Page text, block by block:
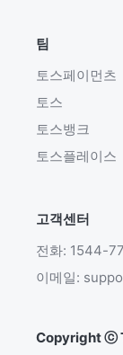
팀
토스페이먼츠
토스
토스뱅크
토스플레이스
고객센터
전화: 1544-
이메일:
Copyright ⓒ